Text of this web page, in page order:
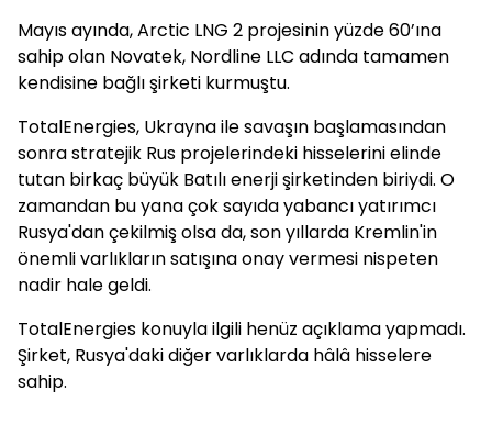
Mayıs ayında, Arctic LNG 2 projesinin yüzde 60’ına
sahip olan Novatek, Nordline LLC adında tamamen
kendisine bağlı şirketi kurmuştu.
TotalEnergies, Ukrayna ile savaşın başlamasından
sonra stratejik Rus projelerindeki hisselerini elinde
tutan birkaç büyük Batılı enerji şirketinden biriydi. O
zamandan bu yana çok sayıda yabancı yatırımcı
Rusya'dan çekilmiş olsa da, son yıllarda Kremlin'in
önemli varlıkların satışına onay vermesi nispeten
nadir hale geldi.
TotalEnergies konuyla ilgili henüz açıklama yapmadı.
Şirket, Rusya'daki diğer varlıklarda hâlâ hisselere
sahip.